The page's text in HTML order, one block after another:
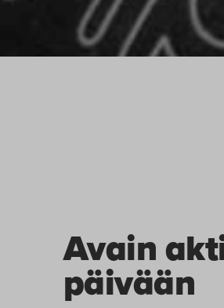
Avain
päivään